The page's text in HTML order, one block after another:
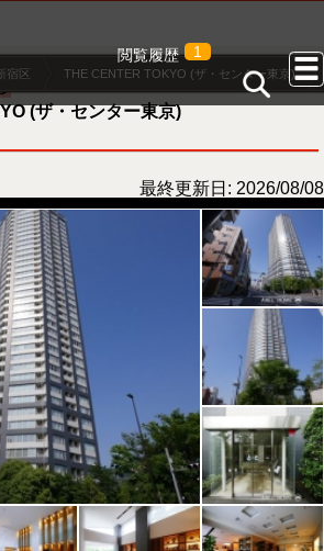
閲覧履歴 1
宿区 THE CENTER TOKYO (ザ・センター東京)
(ザ・センター東京)
最終更新日: 2026/08/08